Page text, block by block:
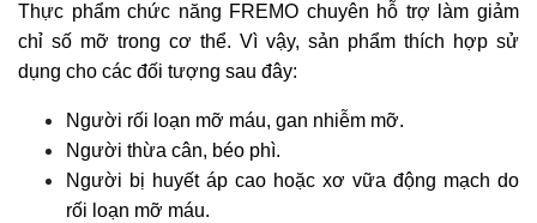
Thực phẩm chức năng FREMO chuyên hỗ trợ làm giảm
chỉ số mỡ trong cơ thể. Vì vậy, sản phẩm thích hợp sử
dụng cho các đối tượng sau đây:
Người rối loạn mỡ máu, gan nhiễm mỡ.
Người thừa cân, béo phì.
Người bị huyết áp cao hoặc xơ vữa động mạch do
rối loạn mỡ máu.